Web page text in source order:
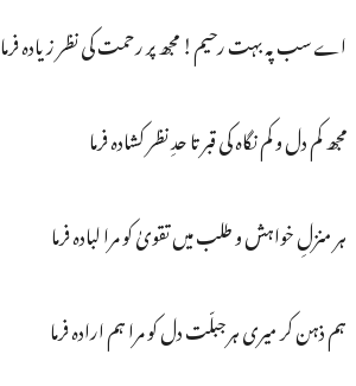
اے سب پہ بہت رحیم! مجھ پر رحمت کی نظر زیادہ فرما
مجھ کم دل و کم نگاہ کی قبر تا حدِ نظر کشادہ فرما
ہر منزلِ خواہش و طلب میں تقویٰ کو مرا لبادہ فرما
ہم ذہن کر میری ہر جبلّت دل کو مرا ہم ارادہ فرما